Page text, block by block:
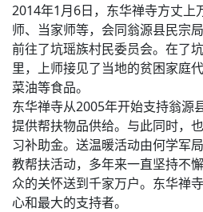
2014年1月6日，东华禅寺方丈上
师、当家师等，会同翁源县民宗
前往了坑瑶族村民委员会。在了
里，上师接见了当地的贫困家庭
菜油等食品。
东华禅寺从2005年开始支持翁源
提供帮扶物品供给。与此同时，
习补助金。送温暖活动由何学军
教帮扶活动，多年来一直坚持不
众的关怀送到千家万户。东华禅
心和最大的支持者。